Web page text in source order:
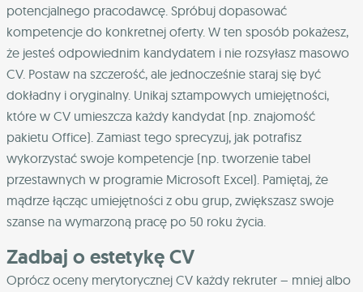
potencjalnego pracodawcę. Spróbuj dopasować
kompetencje do konkretnej oferty. W ten sposób pokażesz,
że jesteś odpowiednim kandydatem i nie rozsyłasz masowo
CV. Postaw na szczerość, ale jednocześnie staraj się być
dokładny i oryginalny. Unikaj sztampowych umiejętności,
które w CV umieszcza każdy kandydat (np. znajomość
pakietu Office). Zamiast tego sprecyzuj, jak potrafisz
wykorzystać swoje kompetencje (np. tworzenie tabel
przestawnych w programie Microsoft Excel). Pamiętaj, że
mądrze łącząc umiejętności z obu grup, zwiększasz swoje
szanse na wymarzoną pracę po 50 roku życia.
Zadbaj o estetykę CV
Oprócz oceny merytorycznej CV każdy rekruter – mniej albo